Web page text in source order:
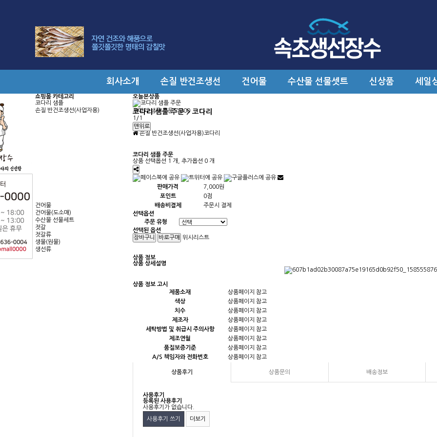
회사소개 손질 반건조생선 건어물 수산물 선물셋트 신상품 세일
쇼핑몰 카테고리
코다리 샘플
손질 반건조생선(사업자용)
건어물
건어물(도소매)
수산물 선물세트
젓갈
젓갈류
생물(원물)
생선류
코다리 샘플 주문 > 코다리
오늘본상품
코다리 샘플 주문7,000
1/1
맨위로
손질 반건조생선(사업자용)코다리
코다리 샘플 주문
상품 선택옵션 1 개, 추가옵션 0 개
판매가격
7,000원
포인트
0점
배송비결제
주문시 결제
선택옵션
주문 유형
선택된 옵션
위시리스트
상품 정보
상품 상세설명
상품 정보 고시
제품소재
상품페이지 참고
색상
상품페이지 참고
치수
상품페이지 참고
제조자
상품페이지 참고
세탁방법 및 취급시 주의사항
상품페이지 참고
제조연월
상품페이지 참고
품질보증기준
상품페이지 참고
A/S 책임자와 전화번호
상품페이지 참고
상품후기 상품문의 배송정보
사용후기
등록된 사용후기
사용후기가 없습니다.
사용후기 쓰기
더보기